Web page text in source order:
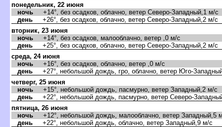
понедельник, 22 июня
ночь +14°, без осадков, облачно, ветер Северо-Западный,1 м/с
день +26°, без осадков, облачно, ветер Северо-Западный,2 м/с
торник, 23 июня
ночь +14°, без осадков, малооблачно, ветер ,0 м/с
день +25°, без осадков, облачно, ветер Северо-Западный,2 м/с
среда, 24 июня
ночь +16°, без осадков, облачно, ветер ,0 м/с
день +27°, небольшой дождь, гро, облачно, ветер Юго-
четверг, 25 июня
ночь +15°, небольшой дождь, пасмурно, ветер Западный,2 м/с
день +22°, небольшой дождь, пасмурно, ветер Северо-
пятница, 26 июня
ночь +12°, небольшой дождь, малооблачно, ветер Западный,5
день +22°, небольшой дождь, облачно, ветер Западный,9 м/с